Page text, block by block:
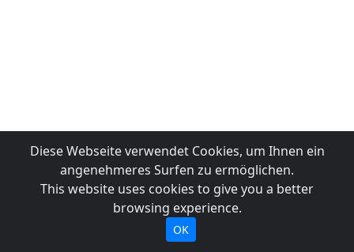
Diese Webseite verwendet Cookies, um Ihnen ein
angenehmeres Surfen zu ermöglichen.
This website uses cookies to give you a better
browsing experience.
OK